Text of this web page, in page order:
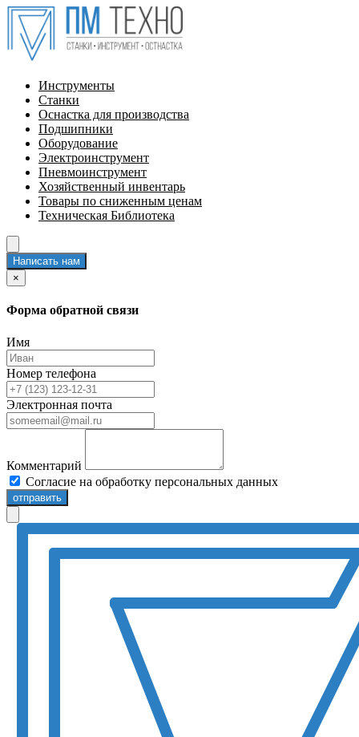
Инструменты
Станки
Оснастка для производства
Подшипники
Оборудование
Электроинструмент
Пневмоинструмент
Хозяйственный инвентарь
Товары по сниженным ценам
Техническая Библиотека
Написать нам
×
Форма обратной связи
Имя
Номер телефона
Электронная почта
Комментарий
Согласие на обработку персональных данных
отправить